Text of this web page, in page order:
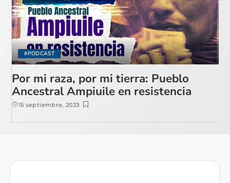
#PODCAST
Por mi raza, por mi tierra: Pueblo
Ancestral Ampiuile en resistencia
15 septiembre, 2023